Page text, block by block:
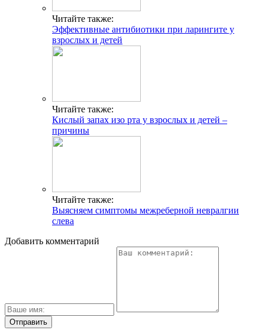
Читайте также:
Эффективные антибиотики при ларингите у
взрослых и детей
Читайте также:
Кислый запах изо рта у взрослых и детей –
причины
Читайте также:
Выясняем симптомы межреберной невралгии
слева
Добавить комментарий